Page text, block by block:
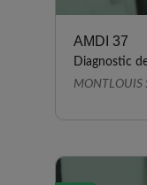
AMDI 37
Diagnostic
MONTLOUIS